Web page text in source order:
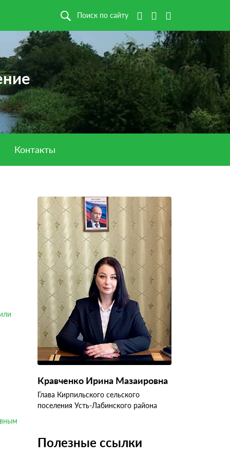
Поиск по сайту
Контакты
Кравченко Ирина Мазаировна
Глава Кирпильского сельского
поселения Усть-Лабинского района
Полезные ссылки